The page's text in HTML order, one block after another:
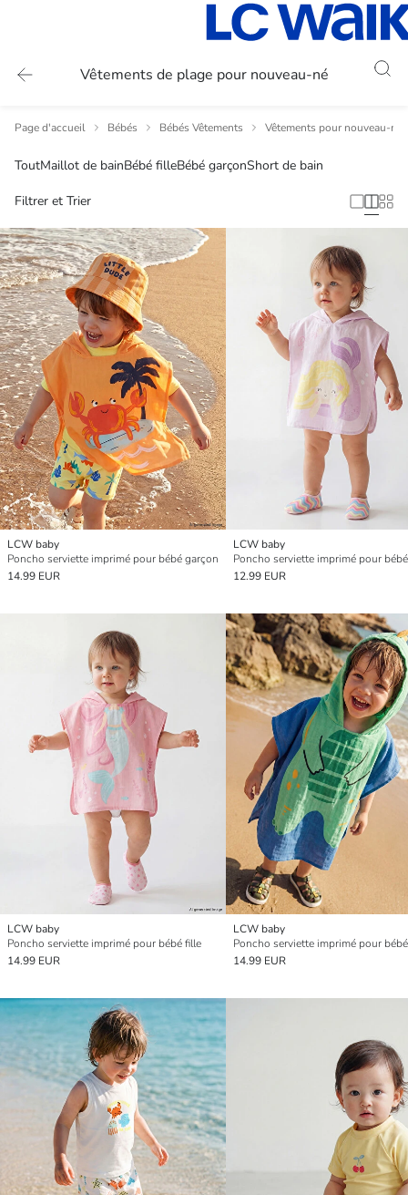
Vêtements de plage pour nouveau-né
Page d'accueil Bébés Bébés Vêtements Vêtements pour nouveau-nés
ToutMaillot de bainBébé filleBébé garçonShort de bain
Filtrer et Trier
LCW baby
Poncho serviette imprimé pour bébé garçon
14.99 EUR
LCW baby
Poncho serviette imprimé pour
12.99 EUR
LCW baby
Poncho serviette imprimé pour bébé fille
14.99 EUR
LCW baby
Poncho serviette imprimé pour
14.99 EUR